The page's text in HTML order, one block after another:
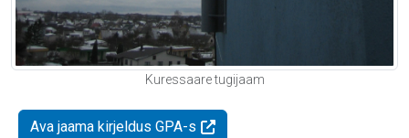
Kuressaare tugijaam
Ava jaama kirjeldus GPA-s